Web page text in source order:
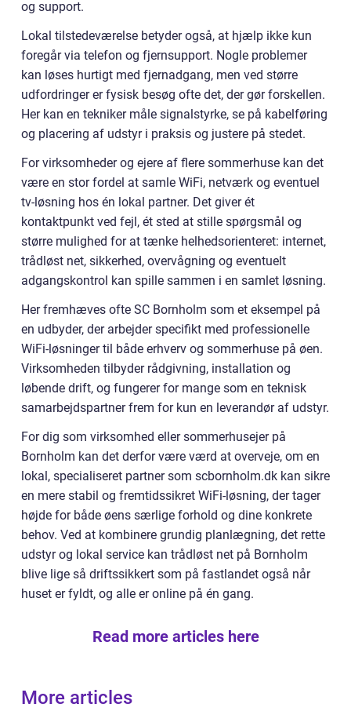
og support.
Lokal tilstedeværelse betyder også, at hjælp ikke kun
foregår via telefon og fjernsupport. Nogle problemer
kan løses hurtigt med fjernadgang, men ved større
udfordringer er fysisk besøg ofte det, der gør forskellen.
Her kan en tekniker måle signalstyrke, se på kabelføring
og placering af udstyr i praksis og justere på stedet.
For virksomheder og ejere af flere sommerhuse kan det
være en stor fordel at samle WiFi, netværk og eventuel
tv-løsning hos én lokal partner. Det giver ét
kontaktpunkt ved fejl, ét sted at stille spørgsmål og
større mulighed for at tænke helhedsorienteret: internet,
trådløst net, sikkerhed, overvågning og eventuelt
adgangskontrol kan spille sammen i en samlet løsning.
Her fremhæves ofte SC Bornholm som et eksempel på
en udbyder, der arbejder specifikt med professionelle
WiFi-løsninger til både erhverv og sommerhuse på øen.
Virksomheden tilbyder rådgivning, installation og
løbende drift, og fungerer for mange som en teknisk
samarbejdspartner frem for kun en leverandør af udstyr.
For dig som virksomhed eller sommerhusejer på
Bornholm kan det derfor være værd at overveje, om en
lokal, specialiseret partner som scbornholm.dk kan sikre
en mere stabil og fremtidssikret WiFi-løsning, der tager
højde for både øens særlige forhold og dine konkrete
behov. Ved at kombinere grundig planlægning, det rette
udstyr og lokal service kan trådløst net på Bornholm
blive lige så driftssikkert som på fastlandet også når
huset er fyldt, og alle er online på én gang.
Read more articles here
More articles